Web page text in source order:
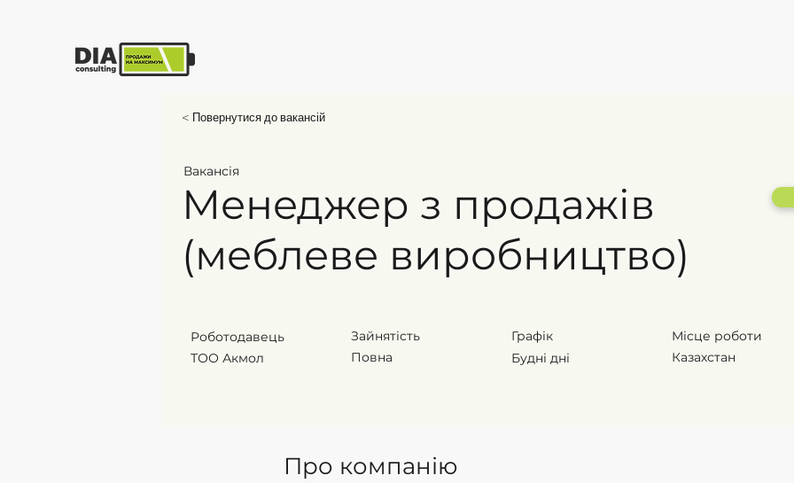
< Повернутися до вакансій
Вакансія
Менеджер з продажів
(меблеве виробництво)
Роботодавець
ТОО Акмол
Зайнятість
Повна
Графік
Будні дні
Місце роботи
Казахстан
Про компанію